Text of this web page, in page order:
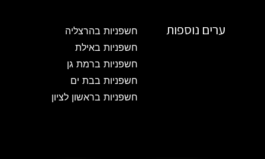
ערים נוספות
חשפניות בהרצליה
חשפניות באילת
חשפניות ברמת גן
חשפניות בבת ים
חשפניות בראשון לציון